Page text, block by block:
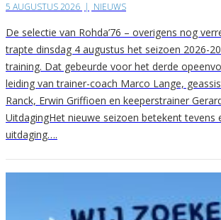
5 AUGUSTUS 2026 | NIEUWS
De selectie van Rohda’76 – overigens nog
trapte dinsdag 4 augustus het seizoen 2026-
training. Dat gebeurde voor het derde
leiding van trainer-coach Marco Lange,
Ranck, Erwin Griffioen en keeperstrainer
UitdagingHet nieuwe seizoen betekent tevens
uitdaging….